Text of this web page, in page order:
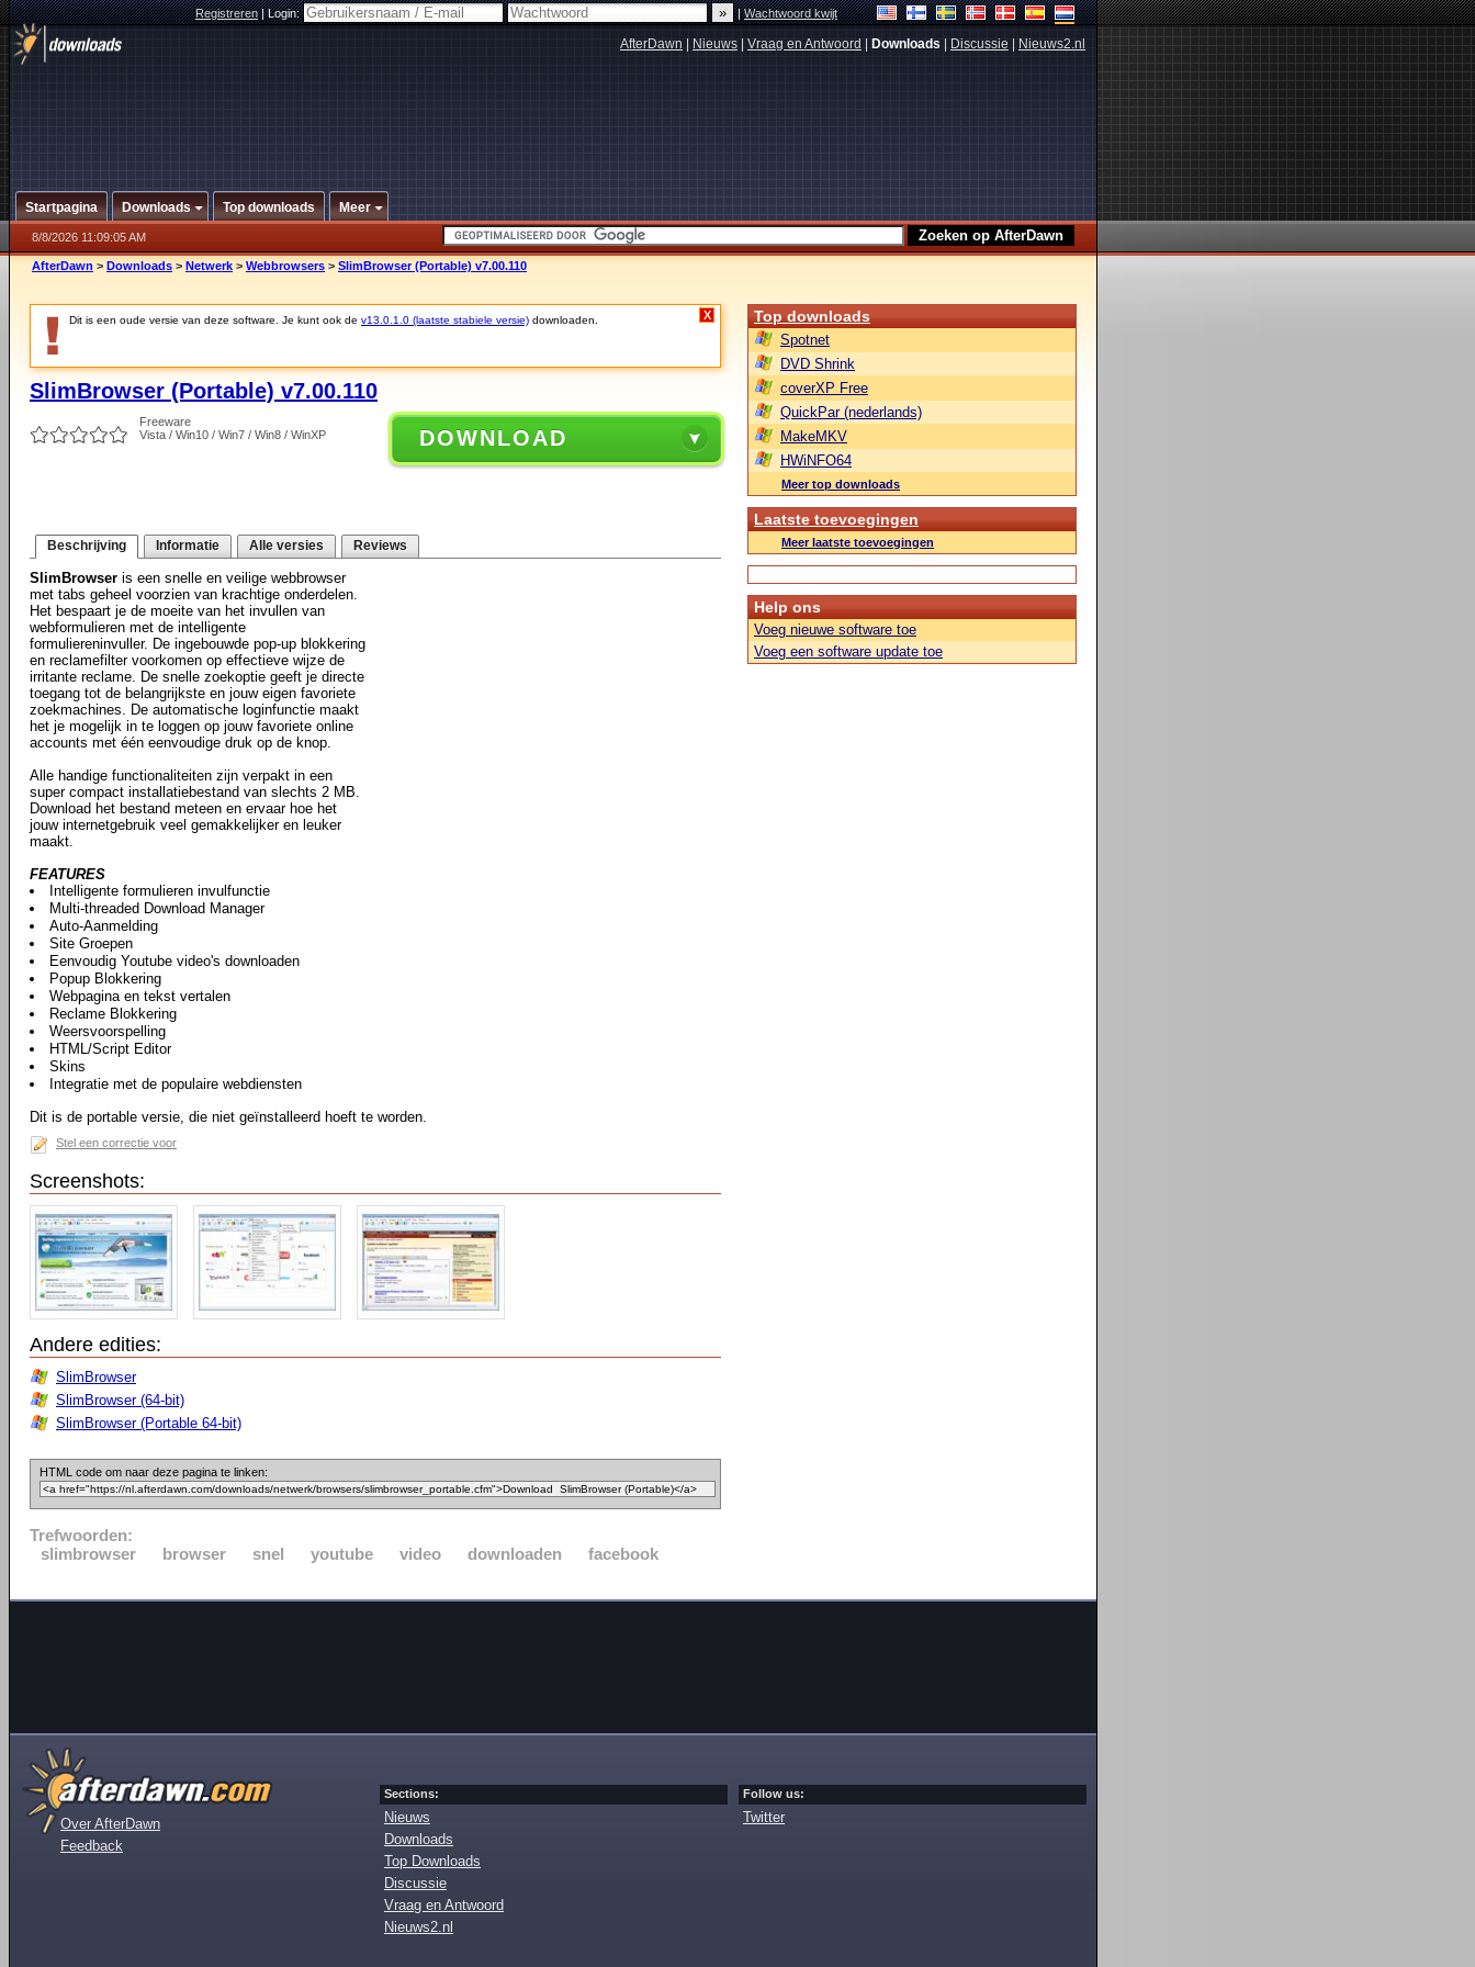
Registreren|Login: |Wachtwoord kwijt
AfterDawn Nieuws Vraag en Antwoord Downloads Discussie Nieuws2.nl
Startpagina Downloads Top downloads Meer
8/8/2026 11:09:05 AM
AfterDawn > Downloads > Netwerk > Webbrowsers > SlimBrowser (Portable) v7.00.110
Dit is een oude versie van deze software. Je kunt ook de v13.0.1.0 (laatste stabiele versie) downloaden. X
SlimBrowser (Portable) v7.00.110
Freeware
Vista / Win10 / Win7 / Win8 / WinXP
DOWNLOAD
Beschrijving Informatie Alle versies Reviews
SlimBrowser is een snelle en veilige webbrowser
met tabs geheel voorzien van krachtige onderdelen.
Het bespaart je de moeite van het invullen van
webformulieren met de intelligente
formuliereninvuller. De ingebouwde pop-up blokkering
en reclamefilter voorkomen op effectieve wijze de
irritante reclame. De snelle zoekoptie geeft je directe
toegang tot de belangrijkste en jouw eigen favoriete
zoekmachines. De automatische loginfunctie maakt
het je mogelijk in te loggen op jouw favoriete online
accounts met één eenvoudige druk op de knop.
Alle handige functionaliteiten zijn verpakt in een
super compact installatiebestand van slechts 2 MB.
Download het bestand meteen en ervaar hoe het
jouw internetgebruik veel gemakkelijker en leuker
maakt.
FEATURES
Intelligente formulieren invulfunctie
Multi-threaded Download Manager
Auto-Aanmelding
Site Groepen
Eenvoudig Youtube video's downloaden
Popup Blokkering
Webpagina en tekst vertalen
Reclame Blokkering
Weersvoorspelling
HTML/Script Editor
Skins
Integratie met de populaire webdiensten
Dit is de portable versie, die niet geïnstalleerd hoeft te worden.
Stel een correctie voor
Screenshots:
Andere edities:
SlimBrowser
SlimBrowser (64-bit)
SlimBrowser (Portable 64-bit)
HTML code om naar deze pagina te linken:
Trefwoorden:
slimbrowser
browser snel youtube video downloaden facebook
Top downloads
Spotnet
DVD Shrink
coverXP Free
QuickPar (nederlands)
MakeMKV
HWiNFO64
Meer top downloads
Laatste toevoegingen
Meer laatste toevoegingen
Help ons
Voeg nieuwe software toe
Voeg een software update toe
Over AfterDawn
Feedback
Sections:
Nieuws
Downloads
Top Downloads
Discussie
Vraag en Antwoord
Nieuws2.nl
Follow us:
Twitter